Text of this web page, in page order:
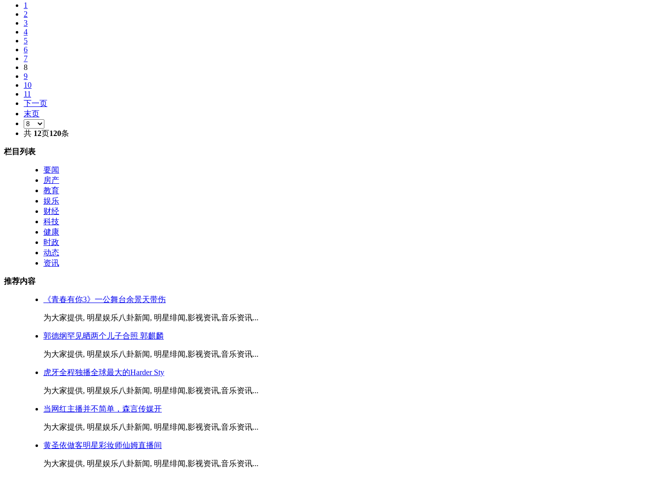
1
2
3
4
5
6
7
8
9
10
11
下一页
末页
共 12页120条
栏目列表
要闻
房产
教育
娱乐
财经
科技
健康
时政
动态
资讯
推荐内容
《青春有你3》一公舞台余景天带伤
为大家提供, 明星娱乐八卦新闻, 明星绯闻,影视资讯,音乐资讯...
郭德纲罕见晒两个儿子合照 郭麒麟
为大家提供, 明星娱乐八卦新闻, 明星绯闻,影视资讯,音乐资讯...
虎牙全程独播全球最大的Harder Sty
为大家提供, 明星娱乐八卦新闻, 明星绯闻,影视资讯,音乐资讯...
当网红主播并不简单，森言传媒开
为大家提供, 明星娱乐八卦新闻, 明星绯闻,影视资讯,音乐资讯...
黄圣依做客明星彩妆师仙姆直播间
为大家提供, 明星娱乐八卦新闻, 明星绯闻,影视资讯,音乐资讯...